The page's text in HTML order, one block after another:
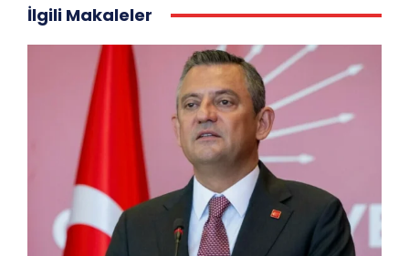
İlgili Makaleler